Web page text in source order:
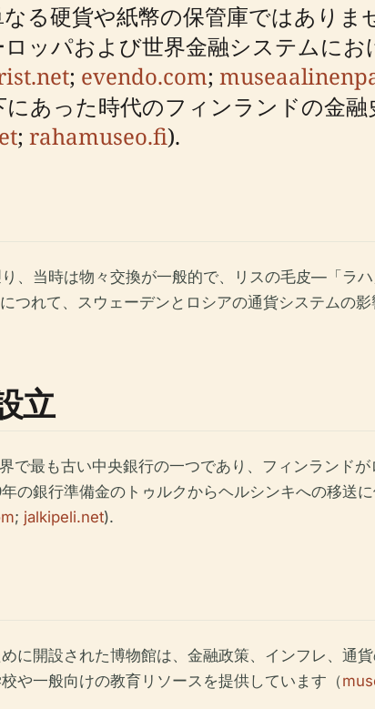
る硬貨や紙幣の保管庫ではありま
ッパおよび世界金融システムに
; evendo.com;
あった時代のフィンランドの金
; rahamuseo.fi).
、当時は物々交換が一般的で、リスの毛皮—「ラ
つれて、スウェーデンとロシアの通貨システムの
立
で最も古い中央銀行の一つであり、フィンランド
の銀行準備金のトゥルクからヘルシンキへの移送
; jalkipeli.net).
に開設された博物館は、金融政策、インフレ、通
や一般向けの教育リソースを提供しています（